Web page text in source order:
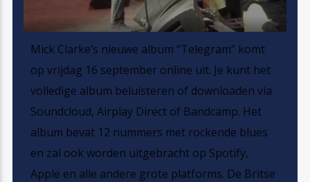
Mick Clarke’s nieuwe album “Telegram” komt
op vrijdag 16 september online uit. Je kunt het
volledige album beluisteren of downloaden via
Soundcloud, Airplay Direct of Bandcamp. Het
album bevat 12 nummers met rockende blues
en zal ook worden uitgebracht op Spotify,
Apple en alle andere grote platforms. De Britse